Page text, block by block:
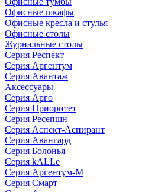
Офисные шкафы
Офисные кресла и стулья
Офисные столы
Журнальные столы
Серия Респект
Серия Аргентум
Серия Авантаж
Аксессуары
Серия Арго
Серия Приоритет
Серия Ресепшн
Серия Аспект-Аспирант
Серия Авангард
Серия Болонья
Серия kALLe
Серия Аргентум-М
Серия Смарт